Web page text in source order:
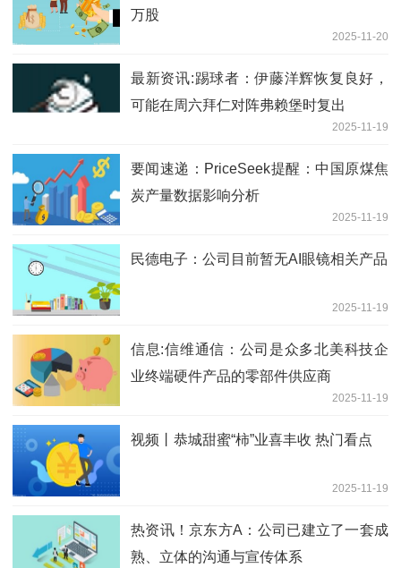
万股
2025-11-20
最新资讯:踢球者：伊藤洋辉恢复良好，
可能在周六拜仁对阵弗赖堡时复出
2025-11-19
要闻速递：PriceSeek提醒：中国原煤焦
炭产量数据影响分析
2025-11-19
民德电子：公司目前暂无AI眼镜相关产品
2025-11-19
信息:信维通信：公司是众多北美科技企
业终端硬件产品的零部件供应商
2025-11-19
视频丨恭城甜蜜“柿”业喜丰收 热门看点
2025-11-19
热资讯！京东方A：公司已建立了一套成
熟、立体的沟通与宣传体系